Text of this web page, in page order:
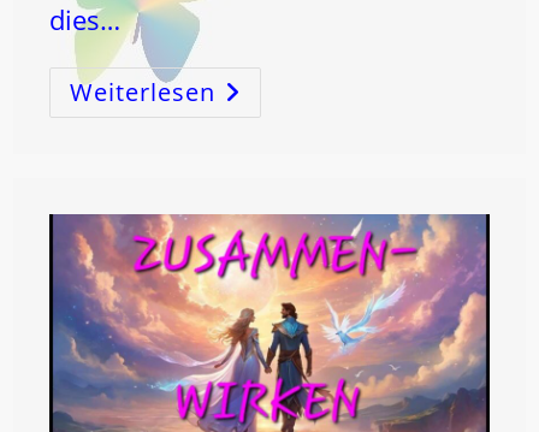
dies…
Weiterlesen Was
Ein
STARKES
Tun
Hat!